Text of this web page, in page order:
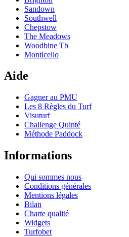
Sandown
Southwell
Chepstow
The Meadows
Woodbine Tb
Monticello
Aide
Gagner au PMU
Les 8 Règles du Turf
Visuturf
Challenge Quinté
Méthode Paddock
Informations
Qui sommes nous
Conditions générales
Mentions légales
Bilan
Charte qualité
Widgets
Turfobet